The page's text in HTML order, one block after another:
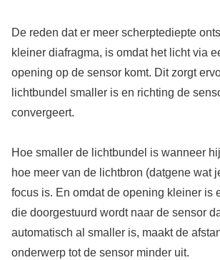
De reden dat er meer scherptediepte
kleiner diafragma, is omdat het licht via
opening op de sensor komt. Dit zorgt
lichtbundel smaller is en richting de
convergeert.
Hoe smaller de lichtbundel is wanneer
hoe meer van de lichtbron (datgene wat
focus is. En omdat de opening kleiner is
die doorgestuurd wordt naar de sensor
automatisch al smaller is, maakt de
onderwerp tot de sensor minder uit.